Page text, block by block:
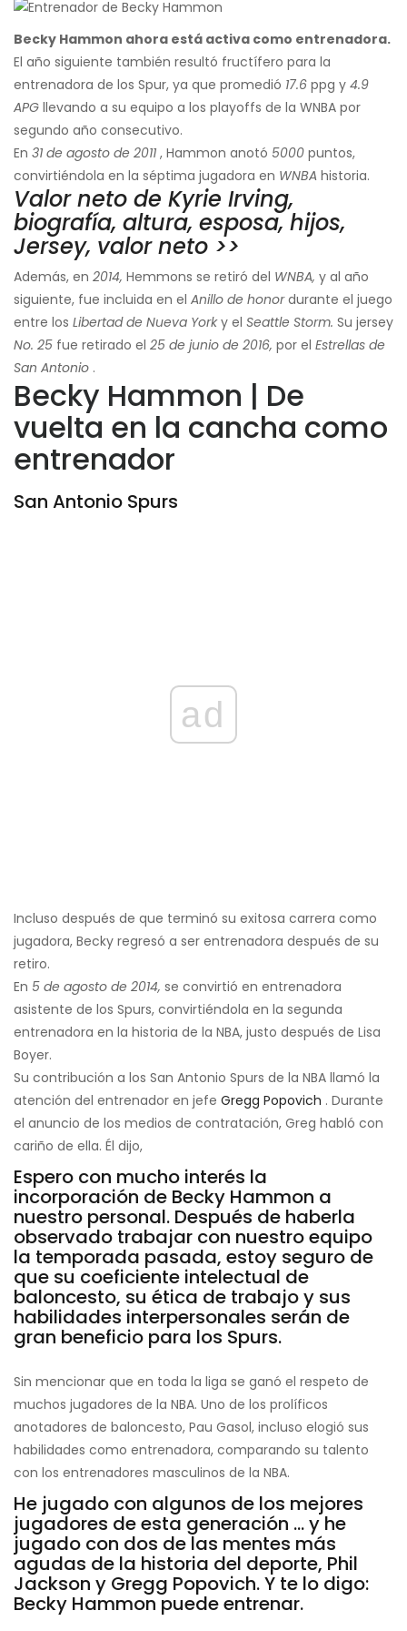
Becky Hammon ahora está activa como entrenadora.
El año siguiente también resultó fructífero para la
entrenadora de los Spur, ya que promedió 17.6 ppg y 4.9
APG llevando a su equipo a los playoffs de la WNBA por
segundo año consecutivo.
En 31 de agosto de 2011 , Hammon anotó 5000 puntos,
convirtiéndola en la séptima jugadora en WNBA historia.
Valor neto de Kyrie Irving,
biografía, altura, esposa, hijos,
Jersey, valor neto >>
Además, en 2014, Hemmons se retiró del WNBA, y al año
siguiente, fue incluida en el Anillo de honordurante el juego
entre los Libertad de Nueva Yorky el Seattle Storm. Su jersey
No. 25 fue retirado el 25 de junio de 2016, por el Estrellas de
San Antonio .
Becky Hammon | De
vuelta en la cancha como
entrenador
San Antonio Spurs
ad
Incluso después de que terminó su exitosa carrera como
jugadora, Becky regresó a ser entrenadora después de su
retiro.
En 5 de agosto de 2014, se convirtió en entrenadora
asistente de los Spurs, convirtiéndola en la segunda
entrenadora en la historia de la NBA, justo después de Lisa
Boyer.
Su contribución a los San Antonio Spurs de la NBA llamó la
atención del entrenador en jefe Gregg Popovich . Durante
el anuncio de los medios de contratación, Greg habló con
cariño de ella. Él dijo,
Espero con mucho interés la
incorporación de Becky Hammon a
nuestro personal. Después de haberla
observado trabajar con nuestro equipo
la temporada pasada, estoy seguro de
que su coeficiente intelectual de
baloncesto, su ética de trabajo y sus
habilidades interpersonales serán de
gran beneficio para los Spurs.
Sin mencionar que en toda la liga se ganó el respeto de
muchos jugadores de la NBA. Uno de los prolíficos
anotadores de baloncesto, Pau Gasol, incluso elogió sus
habilidades como entrenadora, comparando su talento
con los entrenadores masculinos de la NBA.
He jugado con algunos de los mejores
jugadores de esta generación ... y he
jugado con dos de las mentes más
agudas de la historia del deporte, Phil
Jackson y Gregg Popovich. Y te lo digo:
Becky Hammon puede entrenar.